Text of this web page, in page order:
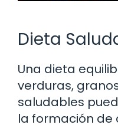
Dieta
Una dieta
verduras,
saludables
la formación de